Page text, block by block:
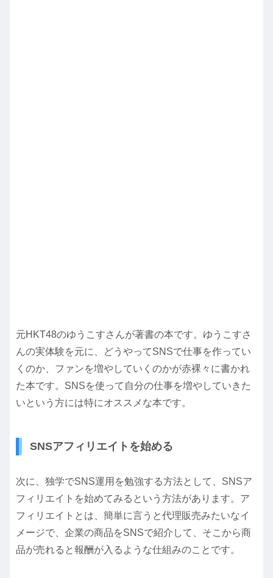
元HKT48のゆうこすさんが著書の本です。ゆうこすさ
んの実体験を元に、どうやってSNSで仕事を作ってい
くのか、ファンを増やしていくのかが赤裸々に書かれ
た本です。SNSを使って自分の仕事を増やしていきた
いという方には特にオススメな本です。
SNSアフィリエイトを始める
次に、独学でSNS運用を勉強する方法として、SNSア
フィリエイトを始めてみるという方法があります。ア
フィリエイトとは、簡単に言うと代理販売みたいなイ
メージで、企業の商品をSNSで紹介して、そこから商
品が売れると報酬が入るような仕組みのことです。